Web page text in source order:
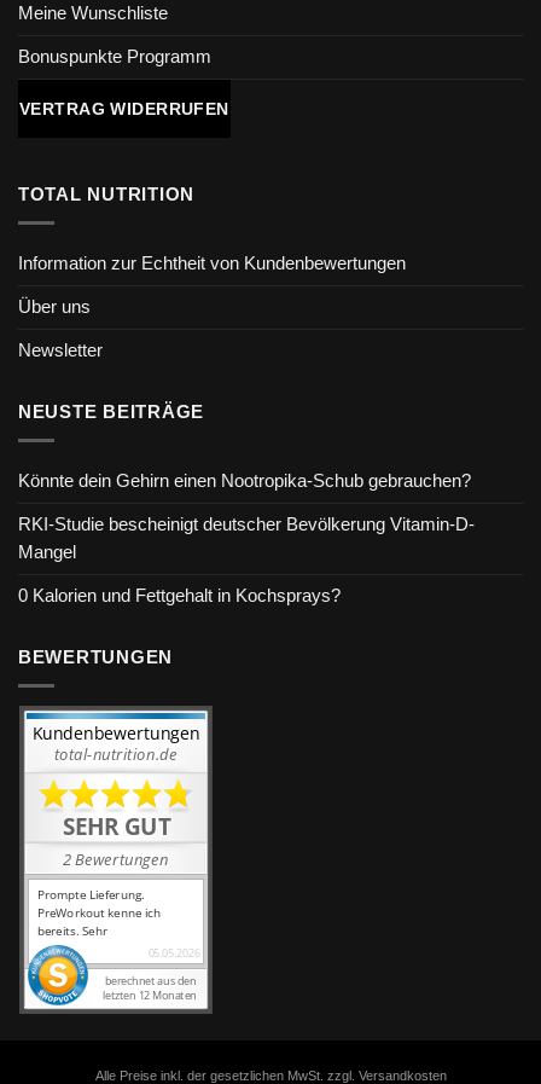
Meine Wunschliste
Bonuspunkte Programm
VERTRAG WIDERRUFEN
TOTAL NUTRITION
Information zur Echtheit von Kundenbewertungen
Über uns
Newsletter
NEUSTE BEITRÄGE
Könnte dein Gehirn einen Nootropika-Schub gebrauchen?
RKI-Studie bescheinigt deutscher Bevölkerung Vitamin-D-
Mangel
0 Kalorien und Fettgehalt in Kochsprays?
BEWERTUNGEN
Alle Preise inkl. der gesetzlichen MwSt. zzgl. Versandkosten